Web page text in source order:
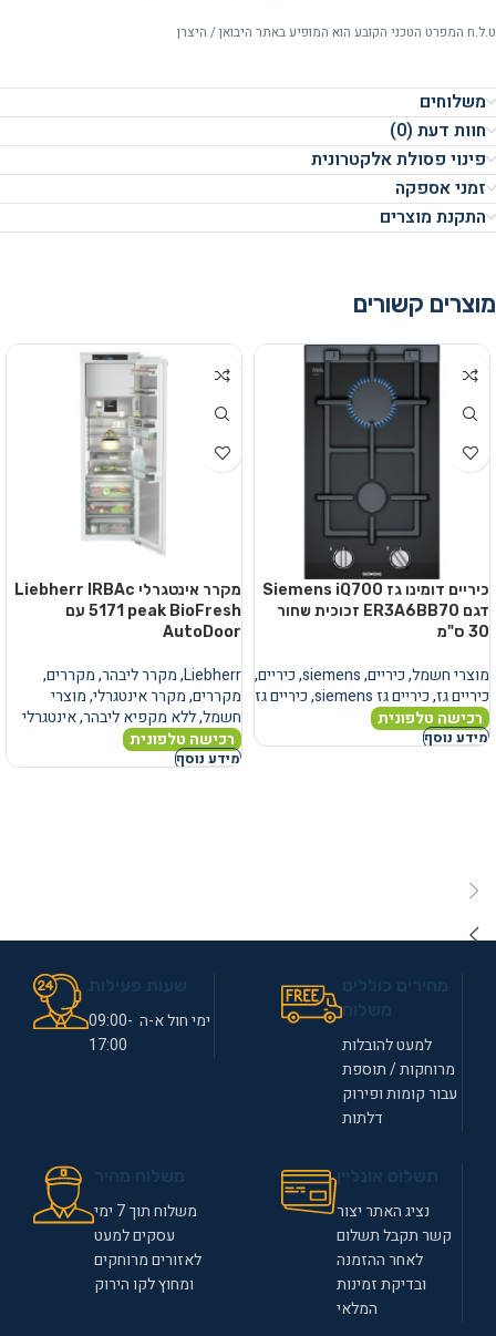
ט.ל.ח המפרט הטכני הקובע הוא המופיע באתר היבואן / היצרן
משלוחים
חוות דעת (0)
פינוי פסולת אלקטרונית
זמני אספקה
התקנת מוצרים
מוצרים קשורים
כיריים דומינו גז Siemens iQ700
דגם ER3A6BB70 זכוכית שחור
30 ס"מ
מוצרי חשמל,כיריים,
siemens
,כיריים,
כיריים גז,כיריים גז siemens ,כיריים גז
רכישה טלפונית
מידע נוסף
מקרר אינטגרלי Liebherr IRBAc
5171 peak BioFresh עם
AutoDoor
Liebherr
,מקרר ליבהר,מקררים,
מקררים,מקרר אינטגרלי,מוצרי
חשמל,ללא מקפיא ליבהר,אינטגרלי
רכישה טלפונית
מידע נוסף
למעט להובלות
מרוחקות / תוספת
עבור קומות ופירוק
דלתות
ימי חול א-ה 09:00-
17:00
נציג האתר יצור
קשר תקבל תשלום
לאחר ההזמנה
ובדיקת זמינות
המלאי
משלוח תוך 7 ימי
עסקים למעט
לאזורים מרוחקים
ומחוץ לקו הירוק